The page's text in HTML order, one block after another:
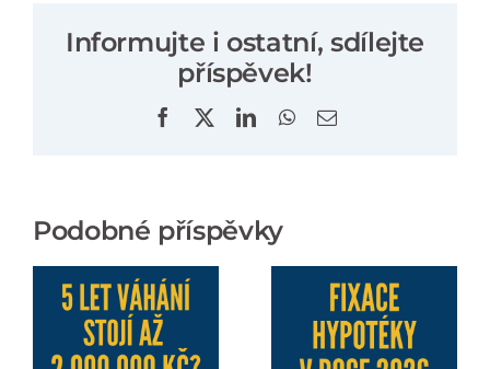
Informujte i ostatní, sdílejte
příspěvek!
Facebook LinkedInWhatsApp
E-
Podobné příspěvky